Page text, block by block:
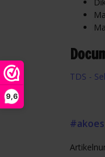
9,6
TDS -